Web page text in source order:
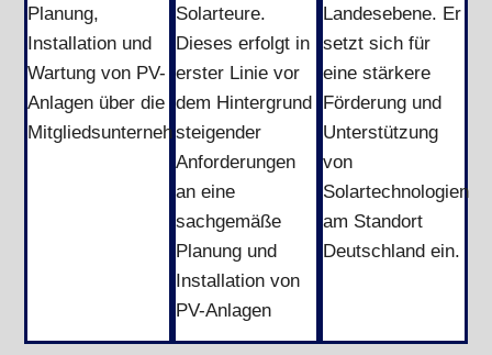
Planung,
Installation und
Wartung von PV-
Anlagen über die
Mitgliedsunternehmen.
Solarteure.
Dieses erfolgt in
erster Linie vor
dem Hintergrund
steigender
Anforderungen
an eine
sachgemäße
Planung und
Installation von
PV-Anlagen
Landesebene. Er
setzt sich für
eine stärkere
Förderung und
Unterstützung
von
Solartechnologien
am Standort
Deutschland ein.